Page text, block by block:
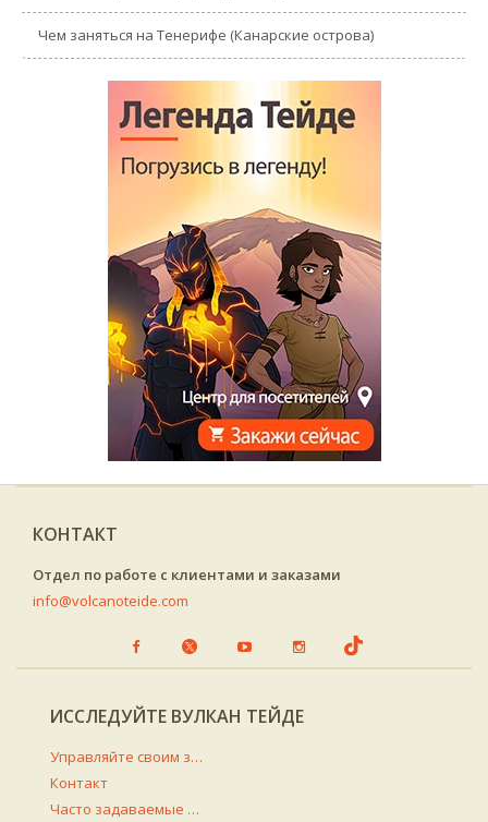
Чем заняться на Тенерифе (Канарские острова)
КОНТАКТ
Отдел по работе с клиентами и заказами
info@volcanoteide.com
ИССЛЕДУЙТЕ ВУЛКАН ТЕЙДЕ
Управляйте своим заказом
Контакт
Часто задаваемые вопросы